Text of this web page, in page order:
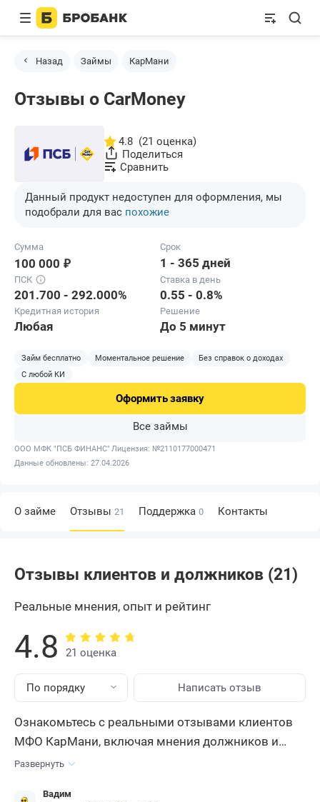
Назад Займы КарМани
Отзывы о CarMoney
4.8 (21 оценка)
Поделиться
Сравнить
Данный продукт недоступен для оформления, мы
подобрали для вас похожие
Сумма
100 000 ₽
Срок
1 - 365 дней
ПСК
201.700 - 292.000%
Ставка в день
0.55 - 0.8%
Кредитная история
Любая
Решение
До 5 минут
Займ бесплатно Моментальное решение
Без справок о доходах
С любой КИ
Оформитьзаявку
Все займы
ООО МФК "ПСБ ФИНАНС" Лицензия: №2110177000471
Данные обновлены: 27.04.2026
О займе Отзывы 21 Поддержка 0 Контакты
Отзывы клиентов и должников (21)
Реальные мнения, опыт и рейтинг
4.8 21 оценка
По порядку Написать отзыв
Ознакомьтесь с реальными отзывами клиентов
МФО КарМани, включая мнения должников и
неплательщиков. Узнайте уровень
Развернуть
Вадим